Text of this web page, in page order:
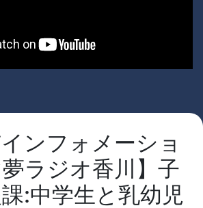
インフォメーショ
ラジオ香川】子
:中学生と乳幼児